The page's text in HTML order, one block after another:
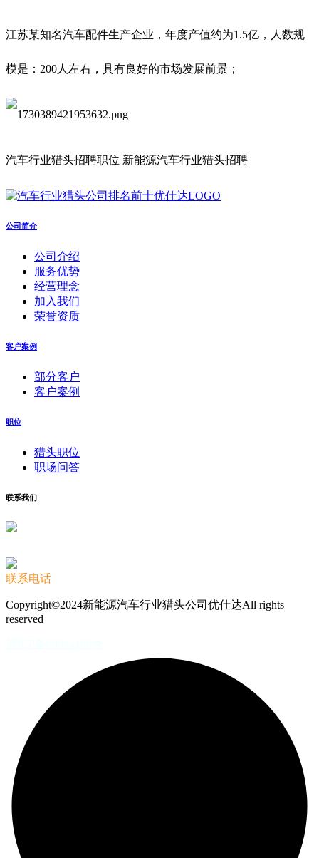
江苏某知名汽车配件生产企业，年度产值约为1.5亿，人数规
模是：200人左右，具有良好的市场发展前景；
汽车行业猎头招聘职位 新能源汽车行业猎头招聘
公司简介
公司介绍
服务优势
经营理念
加入我们
荣誉资质
客户案例
部分客户
客户案例
职位
猎头职位
职场问答
联系我们
联系电话
Copyright©2024新能源汽车行业猎头公司优仕达All rights
reserved